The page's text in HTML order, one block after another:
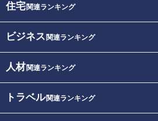
住宅関連ランキング
ビジネス 関連ランキング
人材関連ランキング
トラベル関連ランキング